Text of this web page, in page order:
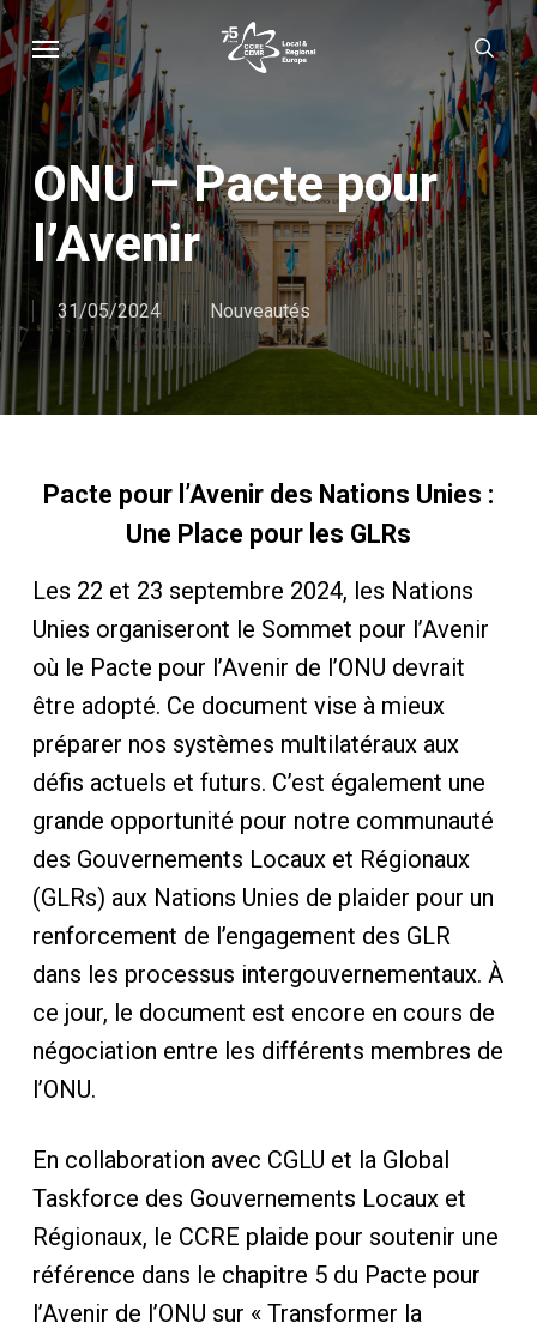
Skip
to
main
content
Menu
ONU – Pacte pour
l’Avenir
31/05/2024 Nouveautés
Pacte pour l’Avenir des Nations Unies :
Une Place pour les GLRs
Les 22 et 23 septembre 2024, les Nations
Unies organiseront le Sommet pour l’Avenir
où le Pacte pour l’Avenir de l’ONU devrait
être adopté. Ce document vise à mieux
préparer nos systèmes multilatéraux aux
défis actuels et futurs. C’est également une
grande opportunité pour notre communauté
des Gouvernements Locaux et Régionaux
(GLRs) aux Nations Unies de plaider pour un
renforcement de l’engagement des GLR
dans les processus intergouvernementaux. À
ce jour, le document est encore en cours de
négociation entre les différents membres de
l’ONU.
En collaboration avec CGLU et la Global
Taskforce des Gouvernements Locaux et
Régionaux, le CCRE plaide pour soutenir une
référence dans le chapitre 5 du Pacte pour
l’Avenir de l’ONU sur « Transformer la